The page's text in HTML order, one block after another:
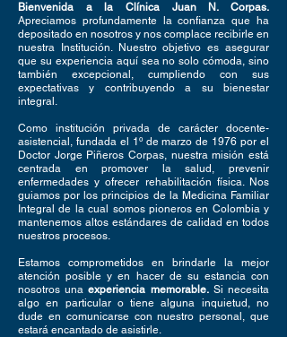
Bienvenida a la Clínica Juan N. Corpas.
Apreciamos profundamente la confianza que ha
depositado en nosotros y nos complace recibirle en
nuestra Institución. Nuestro objetivo es asegurar
que su experiencia aquí sea no solo cómoda, sino
también excepcional, cumpliendo con sus
expectativas y contribuyendo a su bienestar
integral.
Como institución privada de carácter docente-
asistencial, fundada el 1º de marzo de 1976 por el
Doctor Jorge Piñeros Corpas, nuestra misión está
centrada en promover la salud, prevenir
enfermedades y ofrecer rehabilitación física. Nos
guiamos por los principios de la Medicina Familiar
Integral de la cual somos pioneros en Colombia y
mantenemos altos estándares de calidad en todos
nuestros procesos.
Estamos comprometidos en brindarle la mejor
atención posible y en hacer de su estancia con
nosotros unaexperiencia memorable.Si necesita
algo en particular o tiene alguna inquietud, no
dude en comunicarse con nuestro personal, que
estará encantado de asistirle.